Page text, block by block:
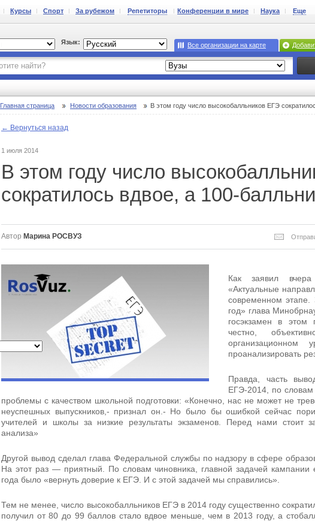
Курсы Спорт За рубежом Репетиторы Конференции в мире Наука Еще
Все организации на карте
Язык:
Главная страница Новости образования В этом году число высокобалльников ЕГЭ
← Вернуться назад
1 июля 2014
В этом году число
сократилось вдвое, а 100-
Автор Марина РОСВУЗ
Как заявил
«Актуальные
современном
год» глава
госэкзамен в этом
честно,
проанализировать
Правда, часть
ЕГЭ-2014, по
проблемы с качеством школьной подготовки: «Конечно, нас не может не
неуспешных выпускников,- признал он.- Но было бы ошибкой сейчас
учителей и школы за низкие результаты экзаменов. Перед нами стоит
анализа»
Другой вывод сделал глава Федеральной службы по надзору в сфере
На этот раз — приятный. По словам чиновника, главной задачей кампании
года было «вернуть доверие к ЕГЭ. И с этой задачей мы справились».
Тем не менее, число высокобалльников ЕГЭ в 2014 году существенно
получил от 80 до 99 баллов стало вдвое меньше, чем в 2013 году, а